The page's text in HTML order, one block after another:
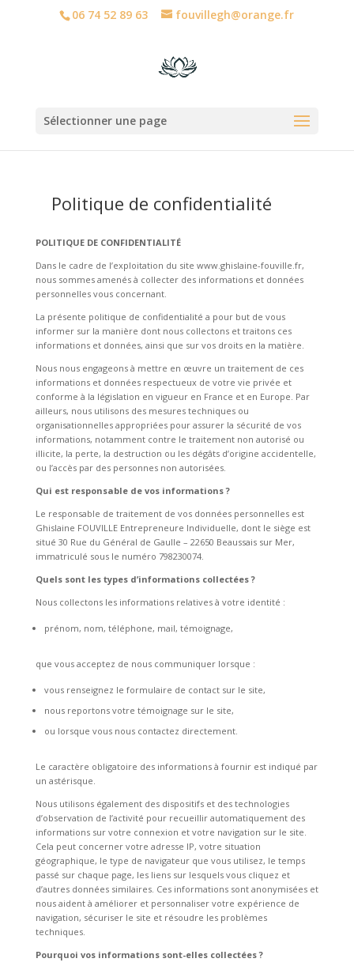
06 74 52 89 63 fouvillegh@orange.fr
Sélectionner une page
Politique de confidentialité
POLITIQUE DE CONFIDENTIALITÉ
Dans le cadre de l’exploitation du site www.ghislaine-fouville.fr,
nous sommes amenés à collecter des informations et données
personnelles vous concernant.
La présente politique de confidentialité a pour but de vous
informer sur la manière dont nous collectons et traitons ces
informations et données, ainsi que sur vos droits en la matière.
Nous nous engageons à mettre en œuvre un traitement de ces
informations et données respectueux de votre vie privée et
conforme à la législation en vigueur en France et en Europe. Par
ailleurs, nous utilisons des mesures techniques ou
organisationnelles appropriées pour assurer la sécurité de vos
informations, notamment contre le traitement non autorisé ou
illicite, la perte, la destruction ou les dégâts d’origine accidentelle,
ou l’accès par des personnes non autorisées.
Qui est responsable de vos informations ?
Le responsable de traitement de vos données personnelles est
Ghislaine FOUVILLE Entrepreneure Individuelle, dont le siège est
situé 30 Rue du Général de Gaulle – 22650 Beaussais sur Mer,
immatriculé sous le numéro 798230074.
Quels sont les types d’informations collectées ?
Nous collectons les informations relatives à votre identité :
prénom, nom, téléphone, mail, témoignage,
que vous acceptez de nous communiquer lorsque :
vous renseignez le formulaire de contact sur le site,
nous reportons votre témoignage sur le site,
ou lorsque vous nous contactez directement.
Le caractère obligatoire des informations à fournir est indiqué par
un astérisque.
Nous utilisons également des dispositifs et des technologies
d’observation de l’activité pour recueillir automatiquement des
informations sur votre connexion et votre navigation sur le site.
Cela peut concerner votre adresse IP, votre situation
géographique, le type de navigateur que vous utilisez, le temps
passé sur chaque page, les liens sur lesquels vous cliquez et
d’autres données similaires. Ces informations sont anonymisées et
nous aident à améliorer et personnaliser votre expérience de
navigation, sécuriser le site et résoudre les problèmes
techniques.
Pourquoi vos informations sont-elles collectées ?